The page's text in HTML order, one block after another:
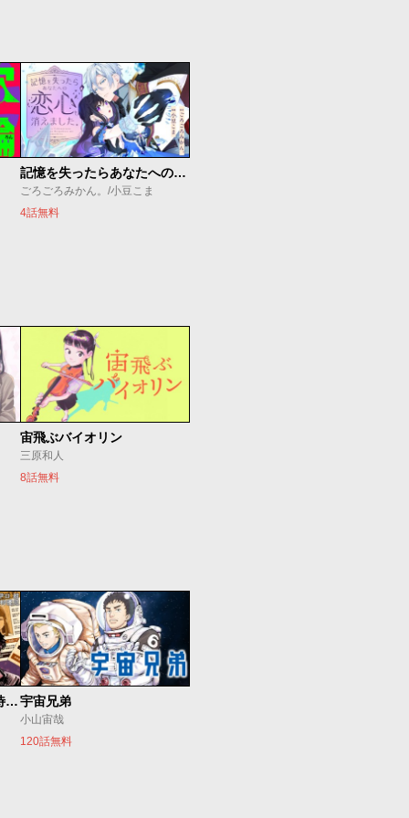
記憶を失ったらあなたへの恋心も消えました。
ごろごろみかん。/小豆こま
4話無料
宙飛ぶバイオリン
三原和人
8話無料
今夜もシリアルキラーと待ち合わせ宇宙兄弟
小山宙哉
120話無料